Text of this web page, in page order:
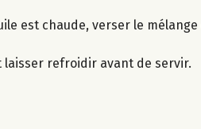
est chaude, verser le
refroidir avant de servir.